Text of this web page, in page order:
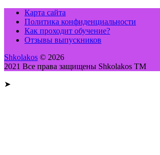
Карта сайта
Политика конфиденциальности
Как проходит обучение?
Отзывы выпускников
Shkolakos © 2026
2021 Все права защищены Shkolakos TM
➤